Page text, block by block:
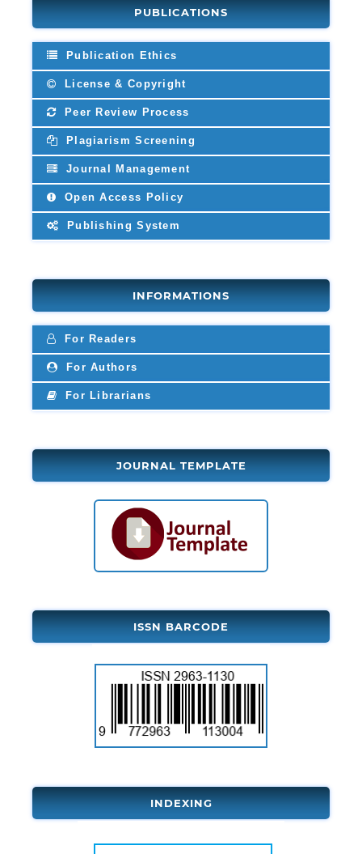
PUBLICATIONS
Publication Ethics
License & Copyright
Peer Review Process
Plagiarism Screening
Journal Management
Open Access Policy
Publishing System
INFORMATIONS
For Readers
For Authors
For Librarians
JOURNAL TEMPLATE
ISSN BARCODE
INDEXING